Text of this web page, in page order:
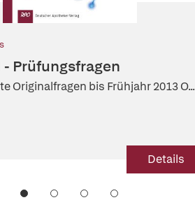
- Prüfungsfragen
Originalfragen bis Frühjahr 2013 O...
Details